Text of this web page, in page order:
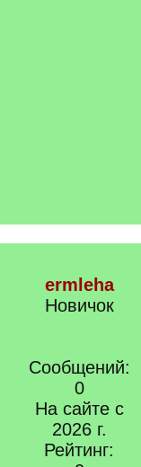
ermleha
Новичок
Сообщений:
0
На сайте с
2026 г.
Рейтинг: